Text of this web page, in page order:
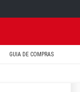
GUIA DE COMPRAS